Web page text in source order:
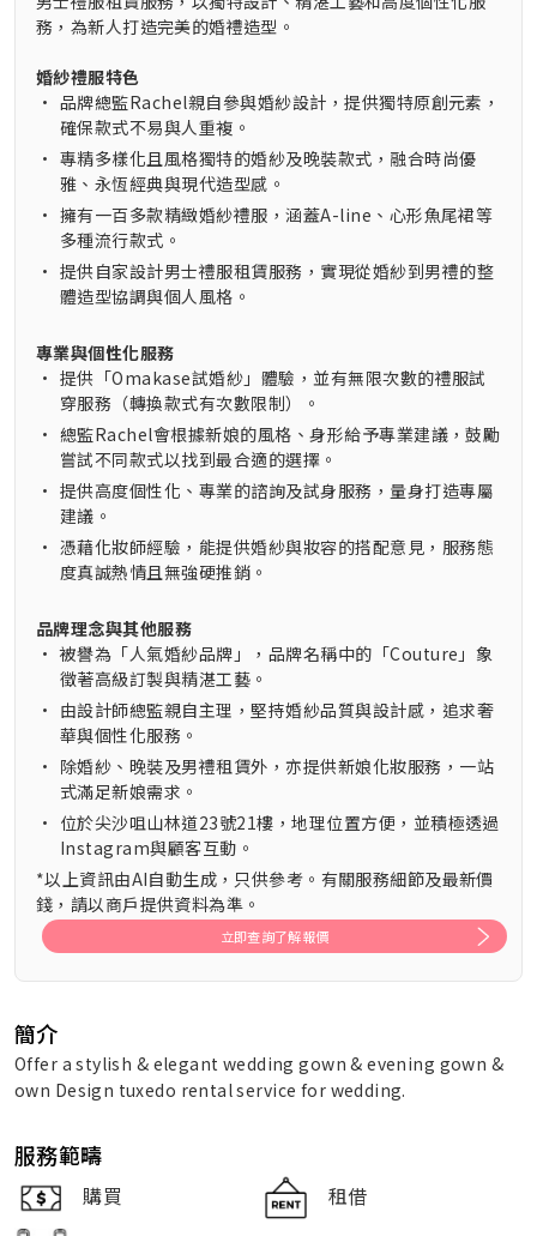
務，為新人打造完美的婚禮造型。
婚紗禮服特色
• 品牌總監Rachel親自參與婚紗設計，提供獨特原創元素，
確保款式不易與人重複。
• 專精多樣化且風格獨特的婚紗及晚裝款式，融合時尚優
雅、永恆經典與現代造型感。
• 擁有一百多款精緻婚紗禮服，涵蓋A-line、心形魚尾裙等
多種流行款式。
• 提供自家設計男士禮服租賃服務，實現從婚紗到男禮的整
體造型協調與個人風格。
專業與個性化服務
• 提供「Omakase試婚紗」體驗，並有無限次數的禮服試
穿服務（轉換款式有次數限制）。
• 總監Rachel會根據新娘的風格、身形給予專業建議，鼓勵
嘗試不同款式以找到最合適的選擇。
• 提供高度個性化、專業的諮詢及試身服務，量身打造專屬
建議。
• 憑藉化妝師經驗，能提供婚紗與妝容的搭配意見，服務態
度真誠熱情且無強硬推銷。
品牌理念與其他服務
• 被譽為「人氣婚紗品牌」，品牌名稱中的「Couture」象
徵著高級訂製與精湛工藝。
• 由設計師總監親自主理，堅持婚紗品質與設計感，追求奢
華與個性化服務。
• 除婚紗、晚裝及男禮租賃外，亦提供新娘化妝服務，一站
式滿足新娘需求。
• 位於尖沙咀山林道23號21樓，地理位置方便，並積極透過
Instagram與顧客互動。
*以上資訊由AI自動生成，只供參考。有關服務細節及最新價
錢，請以商戶提供資料為準。
立即查詢了解報價
簡介
Offer a stylish & elegant wedding gown & evening gown &
own Design tuxedo rental service for wedding.
服務範疇
購買
租借